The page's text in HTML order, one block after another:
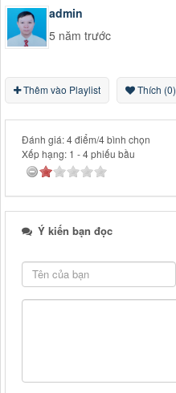
admin
5 năm trước
Thêm vào Playlist Thích (0)
Đánh giá: 4 điểm/4 bình chọn
Xếp hạng: 1 -4phiếu bầu
Ý kiến bạn đọc